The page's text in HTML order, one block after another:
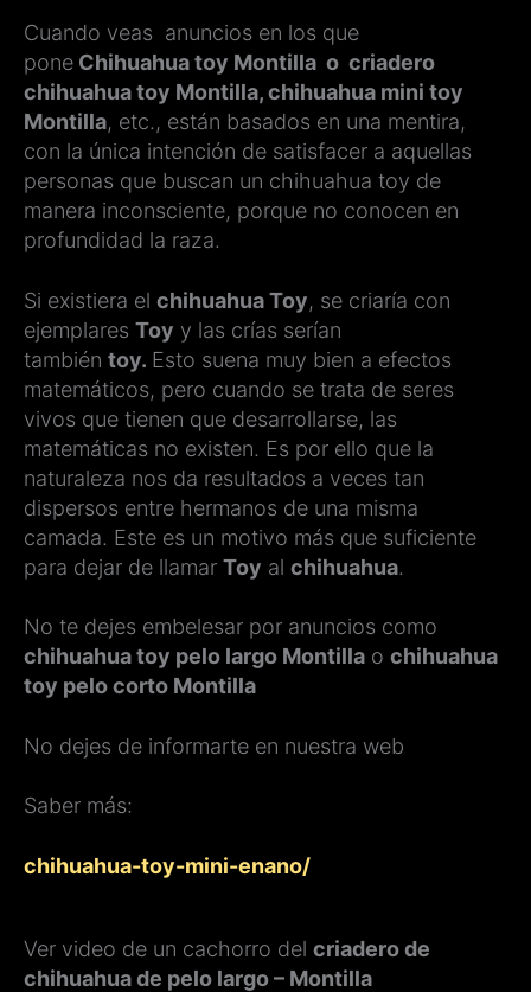
Cuando veas anuncios en los que
pone Chihuahua toy Montilla o criadero
chihuahua toy Montilla, chihuahua mini toy
Montilla, etc., están basados en una mentira,
con la única intención de satisfacer a aquellas
personas que buscan un chihuahua toy de
manera inconsciente, porque no conocen en
profundidad la raza.
Si existiera el chihuahua Toy, se criaría con
ejemplares Toy y las crías serían
también toy. Esto suena muy bien a efectos
matemáticos, pero cuando se trata de seres
vivos que tienen que desarrollarse, las
matemáticas no existen. Es por ello que la
naturaleza nos da resultados a veces tan
dispersos entre hermanos de una misma
camada. Este es un motivo más que suficiente
para dejar de llamar Toy al chihuahua.
No te dejes embelesar por anuncios como
chihuahua toy pelo largo Montilla o chihuahua
toy pelo corto Montilla
No dejes de informarte en nuestra web
Saber más:
chihuahua-toy-mini-enano/
Ver video de un cachorro del criadero de
chihuahua de pelo largo – Montilla